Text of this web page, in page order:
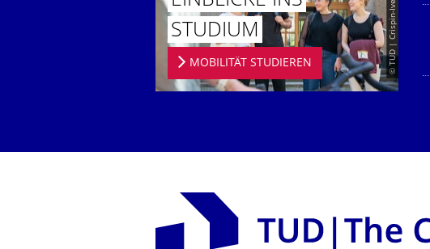
© TUD | Crispin-Iven Mokry
STUDIUM
MOBILITÄT STUDIEREN